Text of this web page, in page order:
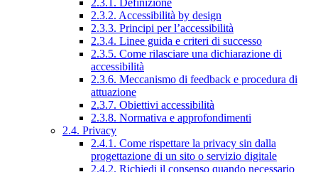
2.3.1. Definizione
2.3.2. Accessibilità by design
2.3.3. Principi per l’accessibilità
2.3.4. Linee guida e criteri di successo
2.3.5. Come rilasciare una dichiarazione di
accessibilità
2.3.6. Meccanismo di feedback e procedura di
attuazione
2.3.7. Obiettivi accessibilità
2.3.8. Normativa e approfondimenti
2.4. Privacy
2.4.1. Come rispettare la privacy sin dalla
progettazione di un sito o servizio digitale
2.4.2. Richiedi il consenso quando necessario